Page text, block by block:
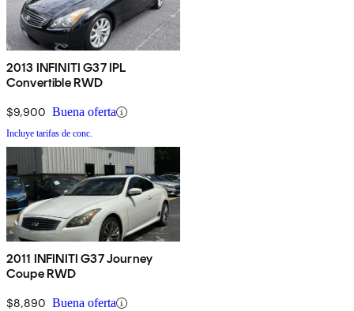
2013 INFINITI G37 IPL
Convertible RWD
$9,900 Buena oferta
Incluye tarifas de conc.
2011 INFINITI G37 Journey
Coupe RWD
$8,890 Buena oferta